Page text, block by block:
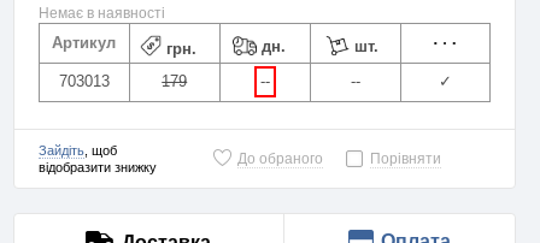
Немає в наявності
Артикул грн. дн.
шт.
703013
179 -- -- ✓
Зайдіть, щоб
відобразити знижку
До обраного Порівняти